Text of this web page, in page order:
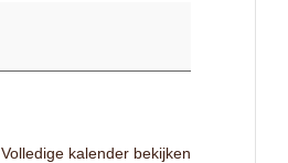
Volledige kalender bekijken